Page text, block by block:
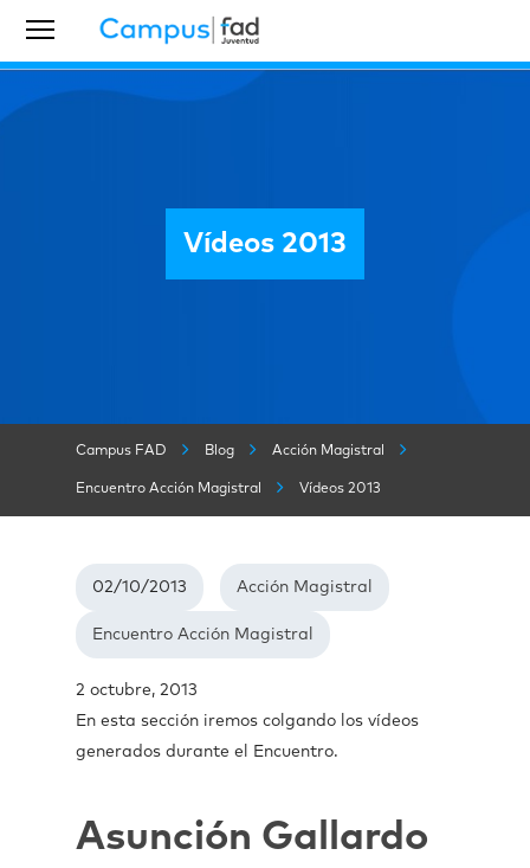
Vídeos 2013
Campus FAD Blog Acción Magistral
Encuentro Acción Magistral Vídeos 2013
02/10/2013 Acción Magistral
Encuentro Acción Magistral
2 octubre, 2013
En esta sección iremos colgando los vídeos
generados durante el Encuentro.
Asunción Gallardo